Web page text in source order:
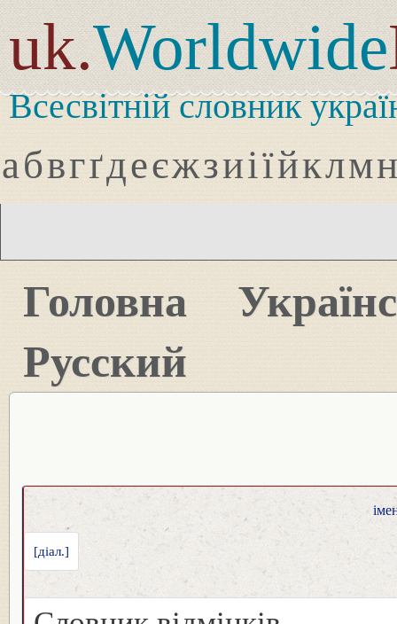
uk.Worldwide
Всесвітній словник
абвгґдеєжзиіїйклмн
Головна
Русский
[діал.]